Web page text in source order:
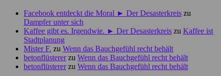
Facebook entdeckt die Moral ► Der Desasterkreis zu
Dampfer unter sich
Kaffee gibt es. Irgendwie. ► Der Desasterkreis zu Kaffee ist
Stadtplanung
Mister F. zu Wenn das Bauchgefühl recht behält
betonflüstererzu Wenn das Bauchgefühl recht behält
betonflüstererzu Wenn das Bauchgefühl recht behält